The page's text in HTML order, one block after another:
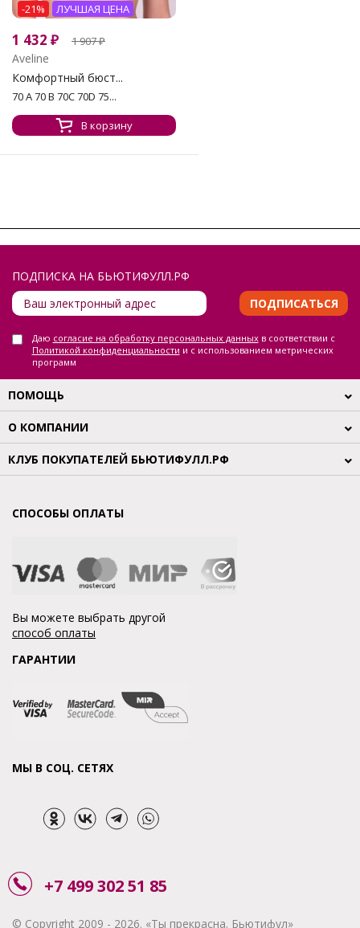
-21% ЛУЧШАЯ ЦЕНА
1 432 ₽ 1 907₽
Aveline
Комфортный бюст...
70 A 70 B 70C 70D 75...
В корзину
ПОДПИСКА НА БЬЮТИФУЛЛ.РФ
ПОДПИСАТЬСЯ
Даю согласие на обработку персональных данныхв соответствии с
Политикой конфиденциальности и с использованием метрических
программ
ПОМОЩЬ
О КОМПАНИИ
КЛУБ ПОКУПАТЕЛЕЙ БЬЮТИФУЛЛ.РФ
СПОСОБЫ ОПЛАТЫ
Вы можете выбрать другой
способ оплаты
ГАРАНТИИ
МЫ В СОЦ. СЕТЯХ
+7 499 302 51 85
© Copyright 2009 - 2026. «Ты прекрасна. Бьютифул»